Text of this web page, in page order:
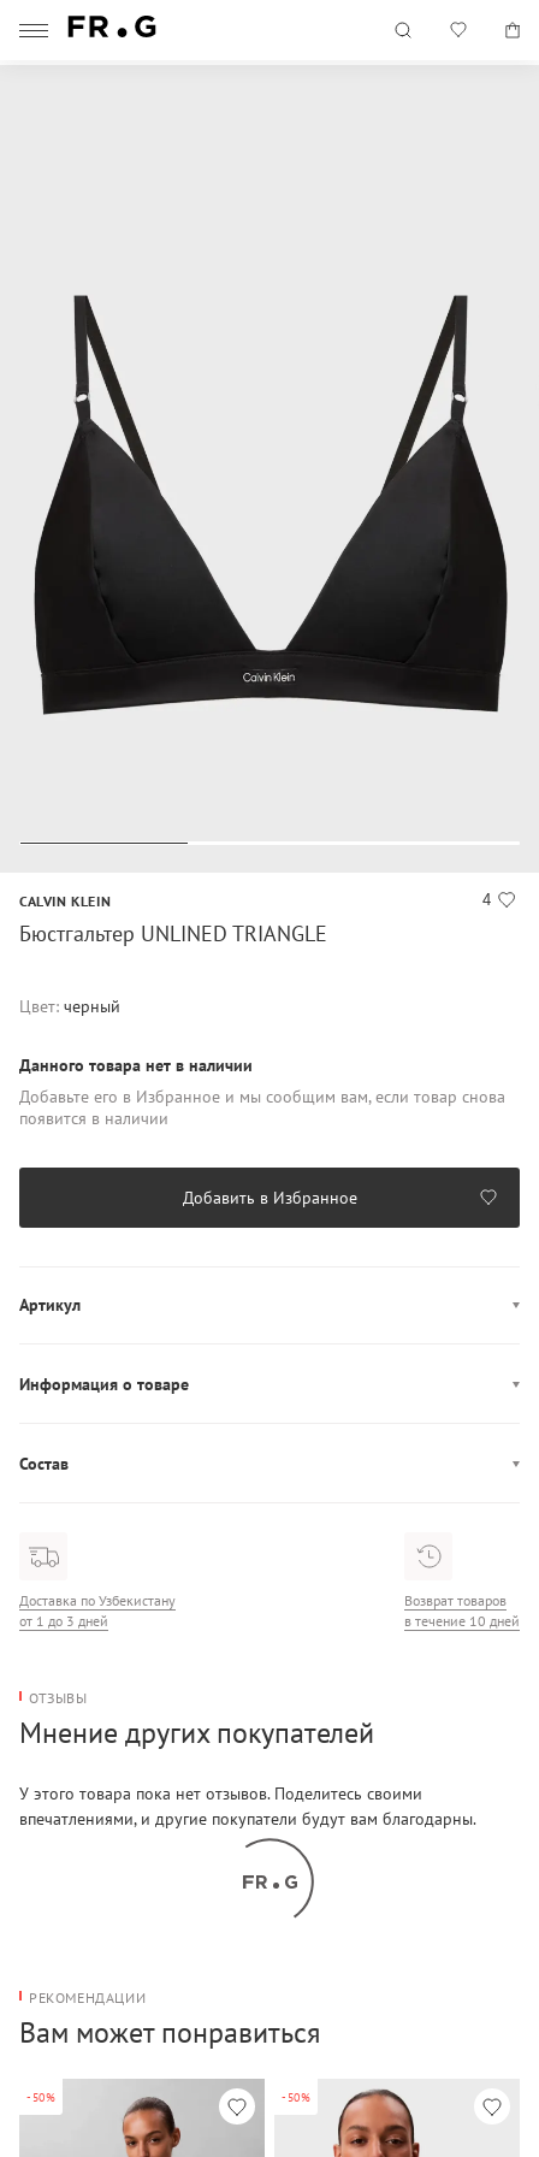
4
CALVIN KLEIN
Бюстгальтер UNLINED TRIANGLE
Цвет: черный
Данного товара нет в наличии
Добавьте его в Избранное и мы сообщим вам, если товар снова
появится в наличии
Добавить в Избранное
Артикул
Информация о товаре
Декор: логотип
Состав
Доставка по Узбекистану
от 1 до 3 дней
Возврат товаров
в течение 10 дней
ОТЗЫВЫ
Мнение других покупателей
У этого товара пока нет отзывов. Поделитесь своими
впечатлениями, и другие покупатели будут вам благодарны.
РЕКОМЕНДАЦИИ
Вам может понравиться
-50% -50%